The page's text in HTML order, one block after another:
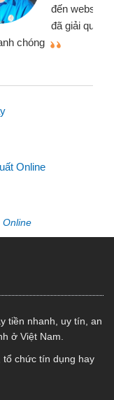
bè giới thiệu tôi
việc của
Online
Online
tiền nhanh, uy tín, an
ở Việt Nam.
tổ chức tín dụng hay